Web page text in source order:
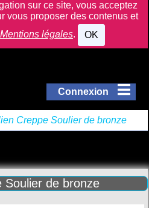
sur ce site, vous acceptez
vous proposer des contenus et
Mentions légales. OK
Connexion
Creppe Soulier de bronze
Soulier de bronze